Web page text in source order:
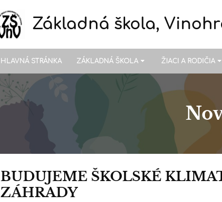
Základná škola,
HLAVNÁ STRÁNKA ZÁKLADNÁ ŠKOLA ŽIACI A RODIČIA
Novinky
BUDUJEME ŠKOLSKÉ
ZÁHRADY